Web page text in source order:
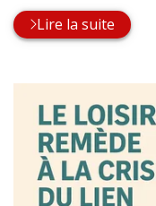
Lire la suite